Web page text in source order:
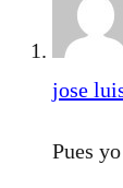
jose
Pues